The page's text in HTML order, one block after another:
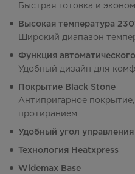
Быстрая готовка и
Высокая температура
Широкий диапазон
Функция
Удобный дизайн для
Покрытие Black Stone
Антипригарное
протиранием
Удобный угол управления
Технология Heatxpress
Widemax Base